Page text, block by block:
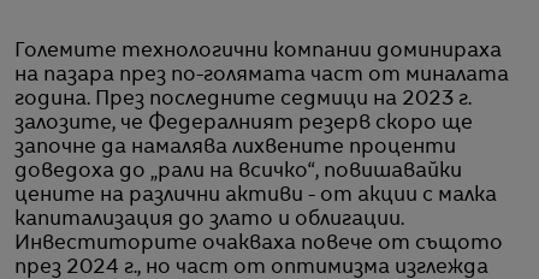
Големите технологични компании доминираха
на пазара през по-голямата част от миналата
година. През последните седмици на 2023 г.
залозите, че Федералният резерв скоро ще
започне да намалява лихвените проценти
доведоха до „рали на всичко“, повишавайки
цените на различни активи - от акции с малка
капитализация до злато и облигации.
Инвеститорите очакваха повече от същото
през 2024 г., но част от оптимизма изглежда